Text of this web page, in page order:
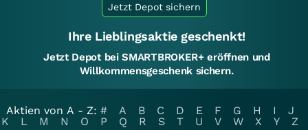
Jetzt Depot sichern
Ihre Lieblingsaktie geschenkt!
Jetzt Depot bei SMARTBROKER+ eröffnen und
Willkommensgeschenk sichern.
Aktien von A - Z: # A B C D E F G H I
J
K
L M N O P Q R S T U V W X Y
Z